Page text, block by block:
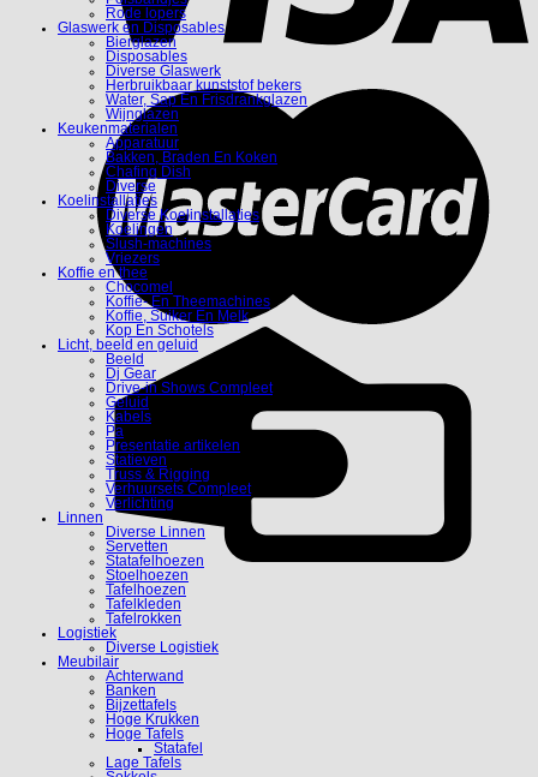
Rode lopers
Glaswerk en Disposables
Bierglazen
Disposables
Diverse Glaswerk
Herbruikbaar kunststof bekers
Water, Sap En Frisdrankglazen
Wijnglazen
Keukenmaterialen
Apparatuur
Bakken, Braden En Koken
Chafing Dish
Diverse
Koelinstallaties
Diverse Koelinstallaties
Koelingen
Slush-machines
Vriezers
Koffie en thee
Chocomel
Koffie- En Theemachines
Koffie, Suiker En Melk
Kop En Schotels
Licht, beeld en geluid
Beeld
Dj Gear
Drive-in Shows Compleet
Geluid
Kabels
Pa
Presentatie artikelen
Statieven
Truss & Rigging
Verhuursets Compleet
Verlichting
Linnen
Diverse Linnen
Servetten
Statafelhoezen
Stoelhoezen
Tafelhoezen
Tafelkleden
Tafelrokken
Logistiek
Diverse Logistiek
Meubilair
Achterwand
Banken
Bijzettafels
Hoge Krukken
Hoge Tafels
Statafel
Lage Tafels